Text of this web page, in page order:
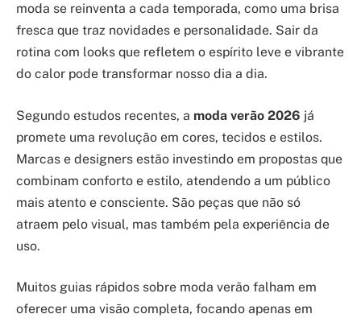
moda se reinventa a cada temporada, como uma brisa
fresca que traz novidades e personalidade. Sair da
rotina com looks que refletem o espírito leve e vibrante
do calor pode transformar nosso dia a dia.
Segundo estudos recentes, a moda verão 2026 já
promete uma revolução em cores, tecidos e estilos.
Marcas e designers estão investindo em propostas que
combinam conforto e estilo, atendendo a um público
mais atento e consciente. São peças que não só
atraem pelo visual, mas também pela experiência de
uso.
Muitos guias rápidos sobre moda verão falham em
oferecer uma visão completa, focando apenas em